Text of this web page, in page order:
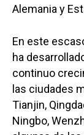
Alemania y
En este
ha
continuo
las ciudades
Tianjin,
Ningbo,